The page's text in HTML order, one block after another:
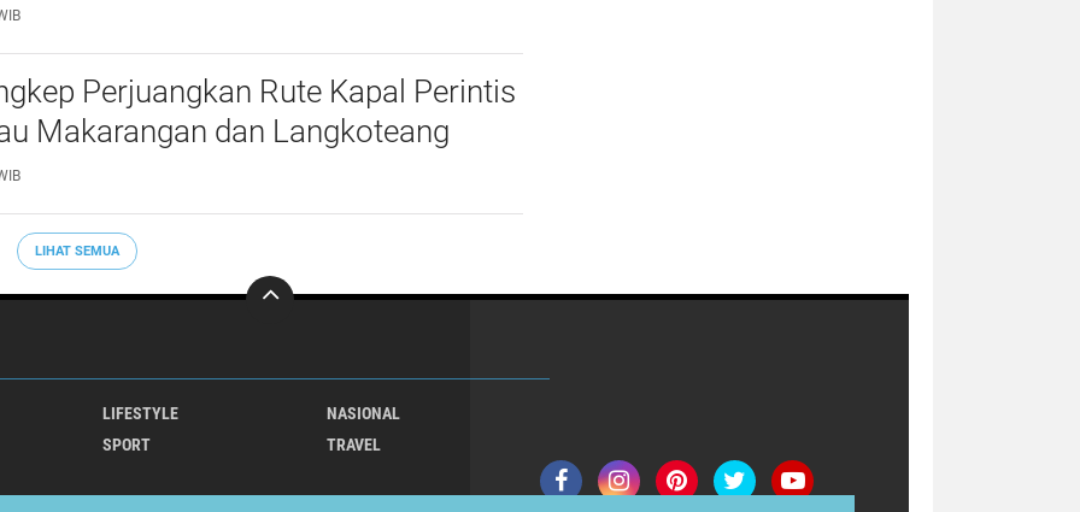
Perjuangkan Rute Kapal Perintis
Makarangan dan Langkoteang
LIHAT SEMUA
LIFESTYLE
NASIONAL
SPORT TRAVEL